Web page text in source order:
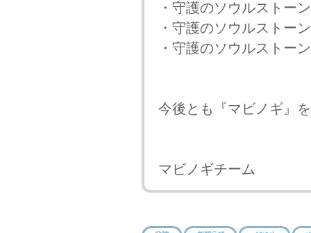
・守護のソウルストー
・守護のソウルストー
・守護のソウルストー
今後とも『マビノギ』
マビノギチーム